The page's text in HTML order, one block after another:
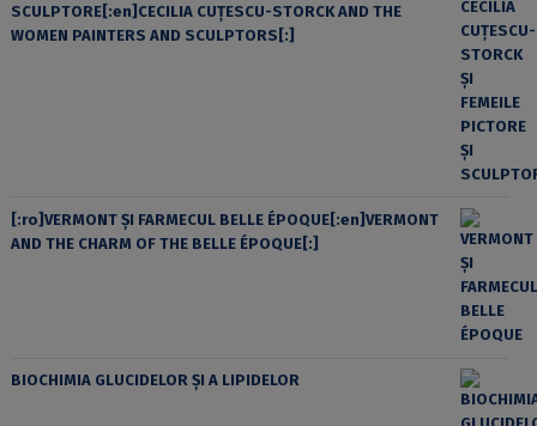
SCULPTORE[:en]CECILIA CUŢESCU-STORCK AND THE
WOMEN PAINTERS AND SCULPTORS[:]
[:ro]VERMONT ȘI FARMECUL BELLE ÉPOQUE[:en]VERMONT
AND THE CHARM OF THE BELLE ÉPOQUE[:]
BIOCHIMIA GLUCIDELOR ȘI A LIPIDELOR